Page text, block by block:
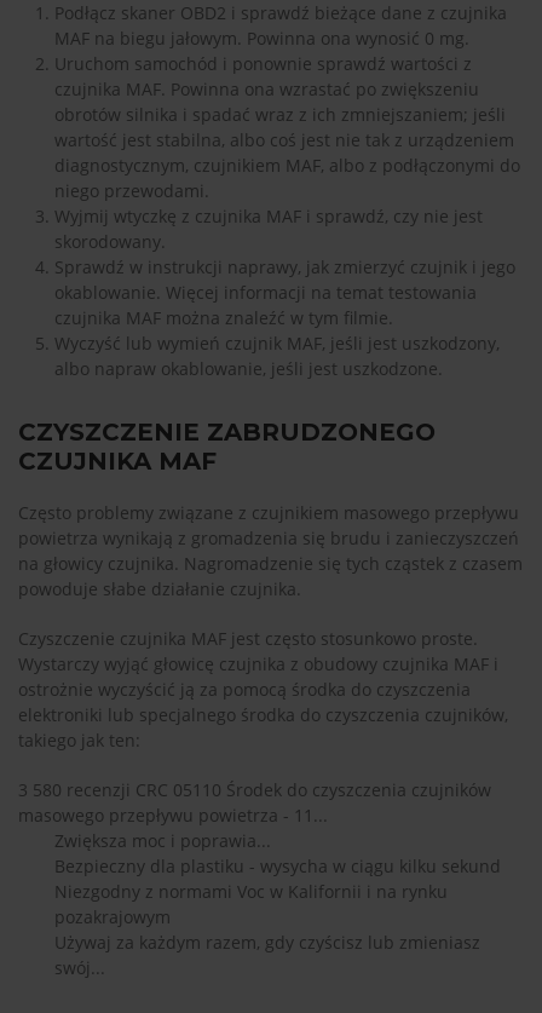
Podłącz skaner OBD2 i sprawdź bieżące dane z czujnika
MAF na biegu jałowym. Powinna ona wynosić 0 mg.
Uruchom samochód i ponownie sprawdź wartości z
czujnika MAF. Powinna ona wzrastać po zwiększeniu
obrotów silnika i spadać wraz z ich zmniejszaniem; jeśli
wartość jest stabilna, albo coś jest nie tak z urządzeniem
diagnostycznym, czujnikiem MAF, albo z podłączonymi do
niego przewodami.
Wyjmij wtyczkę z czujnika MAF i sprawdź, czy nie jest
skorodowany.
Sprawdź w instrukcji naprawy, jak zmierzyć czujnik i jego
okablowanie. Więcej informacji na temat testowania
czujnika MAF można znaleźć w tym filmie.
Wyczyść lub wymień czujnik MAF, jeśli jest uszkodzony,
albo napraw okablowanie, jeśli jest uszkodzone.
CZYSZCZENIE ZABRUDZONEGO
CZUJNIKA MAF
Często problemy związane z czujnikiem masowego przepływu
powietrza wynikają z gromadzenia się brudu i zanieczyszczeń
na głowicy czujnika. Nagromadzenie się tych cząstek z czasem
powoduje słabe działanie czujnika.
Czyszczenie czujnika MAF jest często stosunkowo proste.
Wystarczy wyjąć głowicę czujnika z obudowy czujnika MAF i
ostrożnie wyczyścić ją za pomocą środka do czyszczenia
elektroniki lub specjalnego środka do czyszczenia czujników,
takiego jak ten:
3 580 recenzji CRC 05110 Środek do czyszczenia czujników
masowego przepływu powietrza - 11...
Zwiększa moc i poprawia...
Bezpieczny dla plastiku - wysycha w ciągu kilku sekund
Niezgodny z normami Voc w Kalifornii i na rynku
pozakrajowym
Używaj za każdym razem, gdy czyścisz lub zmieniasz
swój...